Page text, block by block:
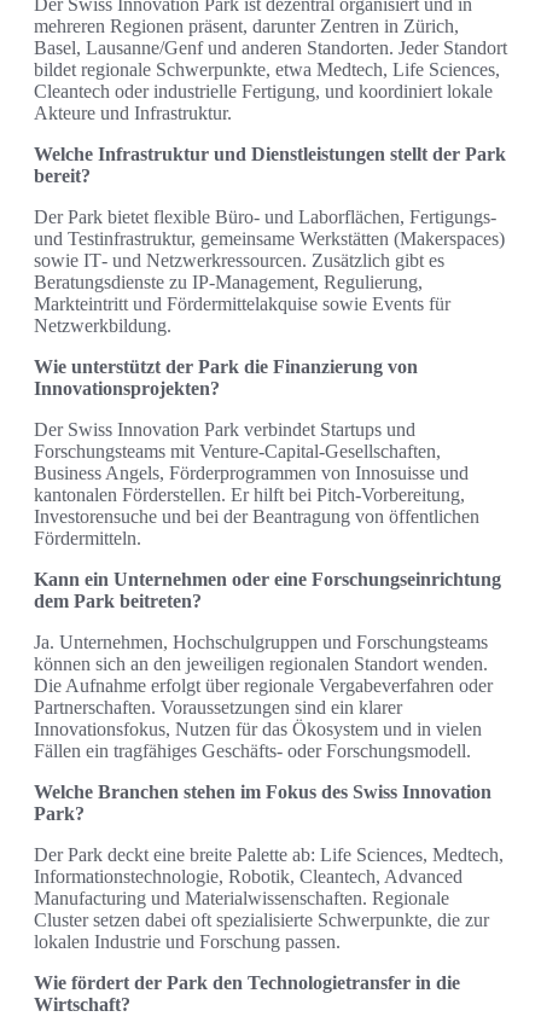
Der Swiss Innovation Park ist dezentral organisiert und in
mehreren Regionen präsent, darunter Zentren in Zürich,
Basel, Lausanne/Genf und anderen Standorten. Jeder Standort
bildet regionale Schwerpunkte, etwa Medtech, Life Sciences,
Cleantech oder industrielle Fertigung, und koordiniert lokale
Akteure und Infrastruktur.
Welche Infrastruktur und Dienstleistungen stellt der Park
bereit?
Der Park bietet flexible Büro- und Laborflächen, Fertigungs-
und Testinfrastruktur, gemeinsame Werkstätten (Makerspaces)
sowie IT‑ und Netzwerkressourcen. Zusätzlich gibt es
Beratungsdienste zu IP‑Management, Regulierung,
Markteintritt und Fördermittelakquise sowie Events für
Netzwerkbildung.
Wie unterstützt der Park die Finanzierung von
Innovationsprojekten?
Der Swiss Innovation Park verbindet Startups und
Forschungsteams mit Venture-Capital-Gesellschaften,
Business Angels, Förderprogrammen von Innosuisse und
kantonalen Förderstellen. Er hilft bei Pitch‑Vorbereitung,
Investorensuche und bei der Beantragung von öffentlichen
Fördermitteln.
Kann ein Unternehmen oder eine Forschungseinrichtung
dem Park beitreten?
Ja. Unternehmen, Hochschulgruppen und Forschungsteams
können sich an den jeweiligen regionalen Standort wenden.
Die Aufnahme erfolgt über regionale Vergabeverfahren oder
Partnerschaften. Voraussetzungen sind ein klarer
Innovationsfokus, Nutzen für das Ökosystem und in vielen
Fällen ein tragfähiges Geschäfts- oder Forschungsmodell.
Welche Branchen stehen im Fokus des Swiss Innovation
Park?
Der Park deckt eine breite Palette ab: Life Sciences, Medtech,
Informationstechnologie, Robotik, Cleantech, Advanced
Manufacturing und Materialwissenschaften. Regionale
Cluster setzen dabei oft spezialisierte Schwerpunkte, die zur
lokalen Industrie und Forschung passen.
Wie fördert der Park den Technologietransfer in die
Wirtschaft?